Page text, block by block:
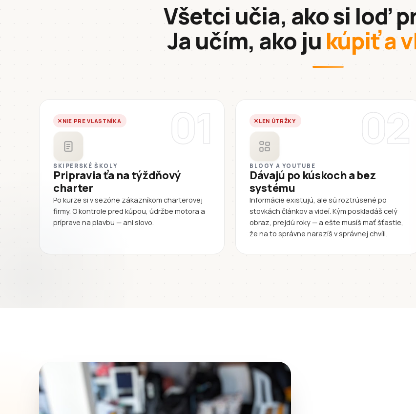
Všetci učia, ako si loď
Ja učím, ako ju kúpiť a
01
NIE PRE VLASTNÍKA
SKIPERSKÉ ŠKOLY
Pripravia ťa na týždňový
charter
Po kurze si v sezóne zákazníkom charterovej
firmy. O kontrole pred kúpou, údržbe motora a
príprave na plavbu — ani slovo.
02
LEN ÚTRŽKY
BLOGY A YOUTUBE
Dávajú po kúskoch a bez
systému
Informácie existujú, ale sú roztrúsené po
stovkách článkov a videí. Kým poskladáš celý
obraz, prejdú roky — a ešte musíš mať šťastie,
že na to správne narazíš v správnej chvíli.